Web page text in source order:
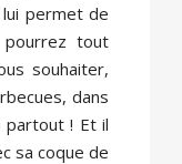
permet de
tout
souhaiter,
dans
! Et il
sa coque de